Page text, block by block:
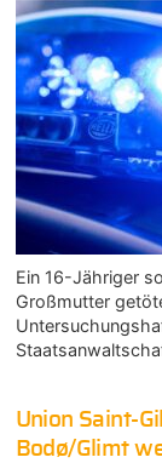
Ein 16-Jähriger
Großmutter
Union Saint-
Bodø/Glimt